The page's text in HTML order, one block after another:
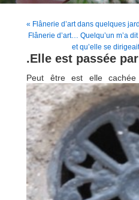
« Flânerie d’art dans quelques
Flânerie d’art… Quelqu’un m’a
et qu’elle se
.Elle est passée
Peut être est elle